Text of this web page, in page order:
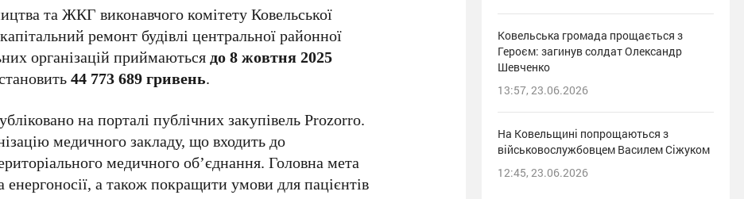
та ЖКГ виконавчого комітету Ковельської
ремонт будівлі центральної районної
організацій приймаютьсядо 8 жовтня 2025
44 773 689 гривень.
на порталі публічних закупівель Prozorro.
медичного закладу, що входить до
медичного об’єднання. Головна мета
а також покращити умови для пацієнтів
Ковельська громада прощається з
Героєм: загинув солдат Олександр
Шевченко
13:57, 23.06.2026
На Ковельщині попрощаються з
військовослужбовцем Василем Сіжуком
12:45, 23.06.2026